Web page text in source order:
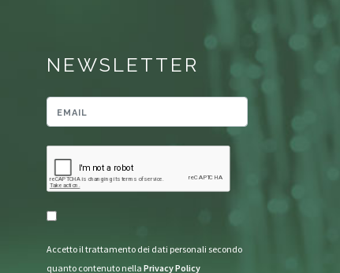
NEWSLETTER
Accetto il trattamento dei dati personali secondo
quanto contenuto nella Privacy Policy